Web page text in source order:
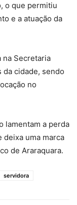
o que permitiu
e a atuação da
na Secretaria
da cidade, sendo
no
lamentam a perda
deixa uma marca
de Araraquara.
servidora